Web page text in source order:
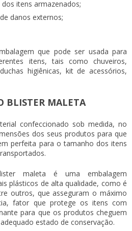
itens armazenados;
danos externos;
que pode ser usada para
itens, tais como chuveiros,
higiênicas, kit de acessórios,
BLISTER MALETA
confeccionado sob medida, no
dos seus produtos para que
perfeita para o tamanho dos itens
maleta é uma embalagem
plásticos de alta qualidade, como é
outros, que asseguram o máximo
fator que protege os itens com
para que os produtos cheguem
estado de conservação.